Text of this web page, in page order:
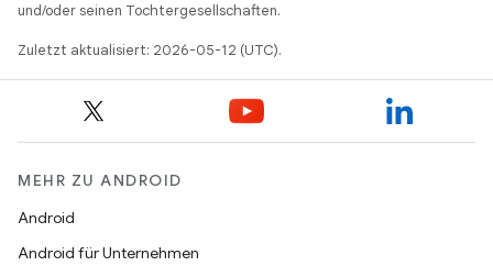
und/oder seinen Tochtergesellschaften.
Zuletzt aktualisiert: 2026-05-12 (UTC).
MEHR ZU ANDROID
Android
Android für Unternehmen